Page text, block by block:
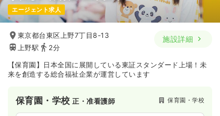
エージェント求人
東京都台東区上野7丁目8-13
上野駅
2分
施設詳細
【保育園】日本全国に展開している東証スタンダード上場！未
来を創造する総合福祉企業が運営しています
保育園・学校正・准看護師 保育園・学校